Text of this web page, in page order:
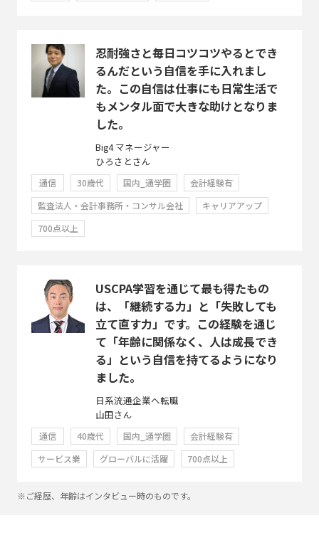
忍耐強さと毎日コツコツやるとでき
るんだという自信を手に入れまし
た。この自信は仕事にも日常生活で
もメンタル面で大きな助けとなりま
した。
Big4 マネージャー
ひろさとさん
通信 30歳代 国内_通学圏
会計経験有
監査法人・会計事務所・コンサル会社
キャリアアップ
700点以上
USCPA学習を通じて最も得たもの
は、「継続する力」と「失敗しても
立て直す力」です。この経験を通じ
て「年齢に関係なく、人は成長でき
る」という自信を持てるようになり
ました。
日系流通企業へ転職
山田さん
通信 40歳代 国内_通学圏
会計経験有
サービス業
グローバルに活躍 700点以上
※ご経歴、年齢はインタビュー時のものです。